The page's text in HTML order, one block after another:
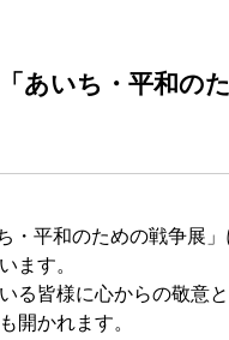
あいち・平和の
・平和のための戦争展
ます。
る皆様に心からの敬意
開かれます。